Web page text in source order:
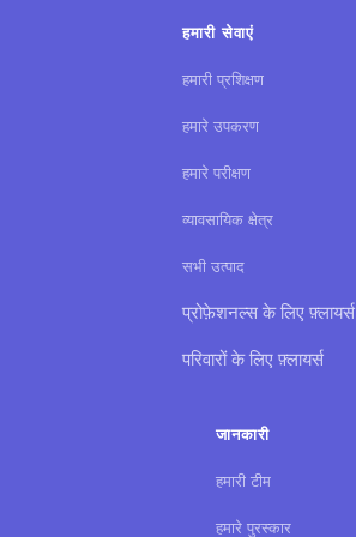
हमारी सेवाएं
हमारी प्रशिक्षण
हमारे उपकरण
हमारे परीक्षण
व्यावसायिक क्षेत्र
सभी उत्पाद
प्रोफ़ेशनल्स के लिए फ़्लायर्स
परिवारों के लिए फ़्लायर्स
जानकारी
हमारी टीम
हमारे पुरस्कार